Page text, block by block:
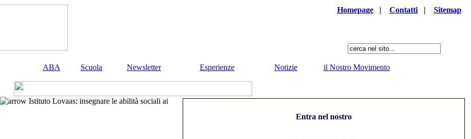
Homepage | Contatti | Sitemap
ABA Scuola Newsletter Esperienze Notizie il Nostro Movimento
Istituto Lovaas: insegnare le abilità sociali ai
Entra nel nostro